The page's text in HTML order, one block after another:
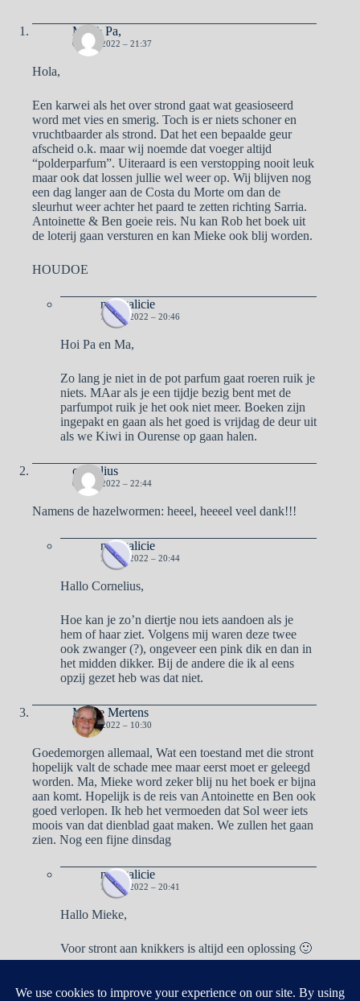
Ma & Pa,
6 JUNI 2022 – 21:37
Hola,
Een karwei als het over strond gaat wat geasioseerd
word met vies en smerig. Toch is er niets schoner en
vruchtbaarder als strond. Dat het een bepaalde geur
afscheid o.k. maar wij noemde dat voeger altijd
“polderparfum”. Uiteraard is een verstopping nooit leuk
maar ook dat lossen jullie wel weer op. Wij blijven nog
een dag langer aan de Costa du Morte om dan de
sleurhut weer achter het paard te zetten richting Sarria.
Antoinette & Ben goeie reis. Nu kan Rob het boek uit
de loterij gaan versturen en kan Mieke ook blij worden.
HOUDOE
naargalicie
7 JUNI 2022 – 20:46
Hoi Pa en Ma,
Zo lang je niet in de pot parfum gaat roeren ruik je
niets. MAar als je een tijdje bezig bent met de
parfumpot ruik je het ook niet meer. Boeken zijn
ingepakt en gaan als het goed is vrijdag de deur uit
als we Kiwi in Ourense op gaan halen.
cornelius
6 JUNI 2022 – 22:44
Namens de hazelwormen: heeel, heeeel veel dank!!!
naargalicie
7 JUNI 2022 – 20:44
Hallo Cornelius,
Hoe kan je zo’n diertje nou iets aandoen als je
hem of haar ziet. Volgens mij waren deze twee
ook zwanger (?), ongeveer een pink dik en dan in
het midden dikker. Bij de andere die ik al eens
opzij gezet heb was dat niet.
Mieke Mertens
7 JUNI 2022 – 10:30
Goedemorgen allemaal, Wat een toestand met die stront
hopelijk valt de schade mee maar eerst moet er geleegd
worden. Ma, Mieke word zeker blij nu het boek er bijna
aan komt. Hopelijk is de reis van Antoinette en Ben ook
goed verlopen. Ik heb het vermoeden dat Sol weer iets
moois van dat dienblad gaat maken. We zullen het gaan
zien. Nog een fijne dinsdag
naargalicie
7 JUNI 2022 – 20:41
Hallo Mieke,
Voor stront aan knikkers is altijd een oplossing 🙂